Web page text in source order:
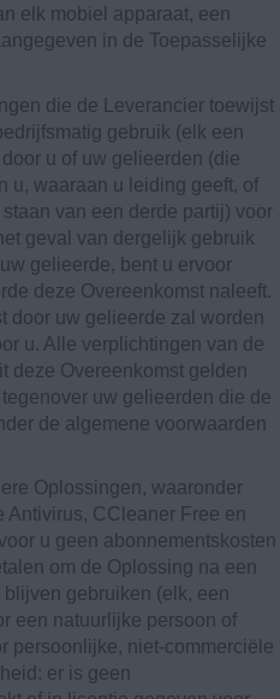
elk mobiel apparaat, een
in de Toepasselijke
die de Leverancier toewijst
gebruik (elk een
door u of uw gelieerden (die
u, waaraan u leiding geeft, of
van een derde partij) voor
geval van dergelijk gebruik
gelieerde, bent u ervoor
deze Overeenkomst naleeft.
door uw gelieerde zal worden
u. Alle verplichtingen van de
deze Overeenkomst gelden
uw gelieerden die de
de algemene voorwaarden
Oplossingen, waaronder
Antivirus, CCleaner Free en
u geen abonnementskosten
om de Oplossing na een
gebruiken (elk, een
een natuurlijke persoon of
persoonlijke, niet-commerciële
er is geen